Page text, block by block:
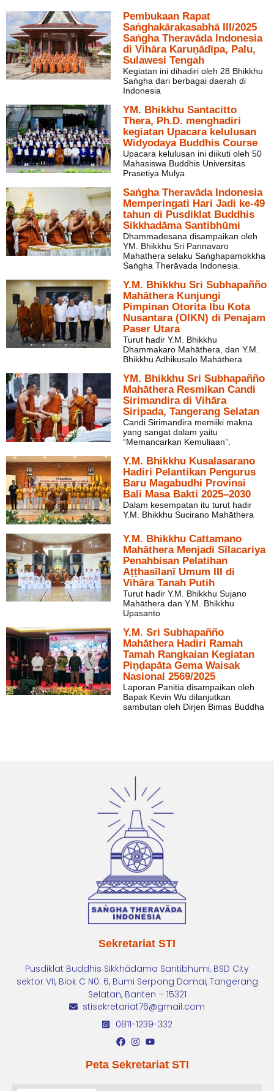
Pembukaan Rapat
Saṅghakārakasabhā III/2025
Saṅgha Theravāda Indonesia
di Vihāra Karuṇādīpa, Palu,
Sulawesi Tengah
Kegiatan ini dihadiri oleh 28 Bhikkhu
Saṅgha dari berbagai daerah di
Indonesia
YM. Bhikkhu Santacitto
Thera, Ph.D. menghadiri
kegiatan Upacara kelulusan
Widyodaya Buddhis Course
Upacara kelulusan ini diikuti oleh 50
Mahasiswa Buddhis Universitas
Prasetiya Mulya
Saṅgha Theravāda Indonesia
Memperingati Hari Jadi ke-49
tahun di Pusdiklat Buddhis
Sikkhadāma Santibhūmi
Dhammadesana disampaikan oleh
YM. Bhikkhu Sri Pannavaro
Mahathera selaku Saṅghapamokkha
Saṅgha Therāvada Indonesia.
Y.M. Bhikkhu Sri Subhapañño
Mahāthera Kunjungi
Pimpinan Otorita Ibu Kota
Nusantara (OIKN) di Penajam
Paser Utara
Turut hadir Y.M. Bhikkhu
Dhammakaro Mahāthera, dan Y.M.
Bhikkhu Adhikusalo Mahāthera
YM. Bhikkhu Sri Subhapañño
Mahāthera Resmikan Candi
Sirimandira di Vihāra
Siripada, Tangerang Selatan
Candi Sirimandira memiiki makna
yang sangat dalam yaitu
“Memancarkan Kemuliaan”.
Y.M. Bhikkhu Kusalasarano
Hadiri Pelantikan Pengurus
Baru Magabudhi Provinsi
Bali Masa Bakti 2025–2030
Dalam kesempatan itu turut hadir
Y.M. Bhikkhu Sucirano Mahāthera
Y.M. Bhikkhu Cattamano
Mahāthera Menjadi Sīlacariya
Penahbisan Pelatihan
Aṭṭhasīlanī Umum III di
Vihāra Tanah Putih
Turut hadir Y.M. Bhikkhu Sujano
Mahāthera dan Y.M. Bhikkhu
Upasanto
Y.M. Sri Subhapañño
Mahāthera Hadiri Ramah
Tamah Rangkaian Kegiatan
Piṇḍapāta Gema Waisak
Nasional 2569/2025
Laporan Panitia disampaikan oleh
Bapak Kevin Wu dilanjutkan
sambutan oleh Dirjen Bimas Buddha
Sekretariat STI
Pusdiklat Buddhis Sikkhādama Santibhumi, BSD City
sektor VII, Blok C N0. 6, Bumi Serpong Damai, Tangerang
Selatan, Banten – 15321
stisekretariat76@gmail.com
0811-1239-332
Peta Sekretariat STI